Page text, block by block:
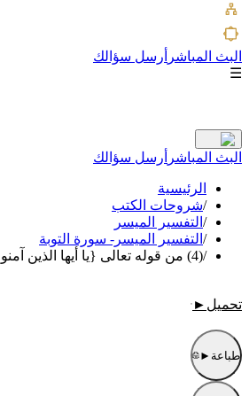
البث المباشر أرسل سؤالك
☰
البث المباشر أرسل سؤالك
الرئيسية
/شروحات الكتب
/ التفسير الميسر
/ التفسير الميسر- سورة التوبة
/(4) من قوله تعالى {يا أيها الذين آمنوا لا تتخذوا} الآية 23 إلى قوله تعالى {ثم يتوب الله من بعد} الآية 27
تحميل ►
طباعة ►